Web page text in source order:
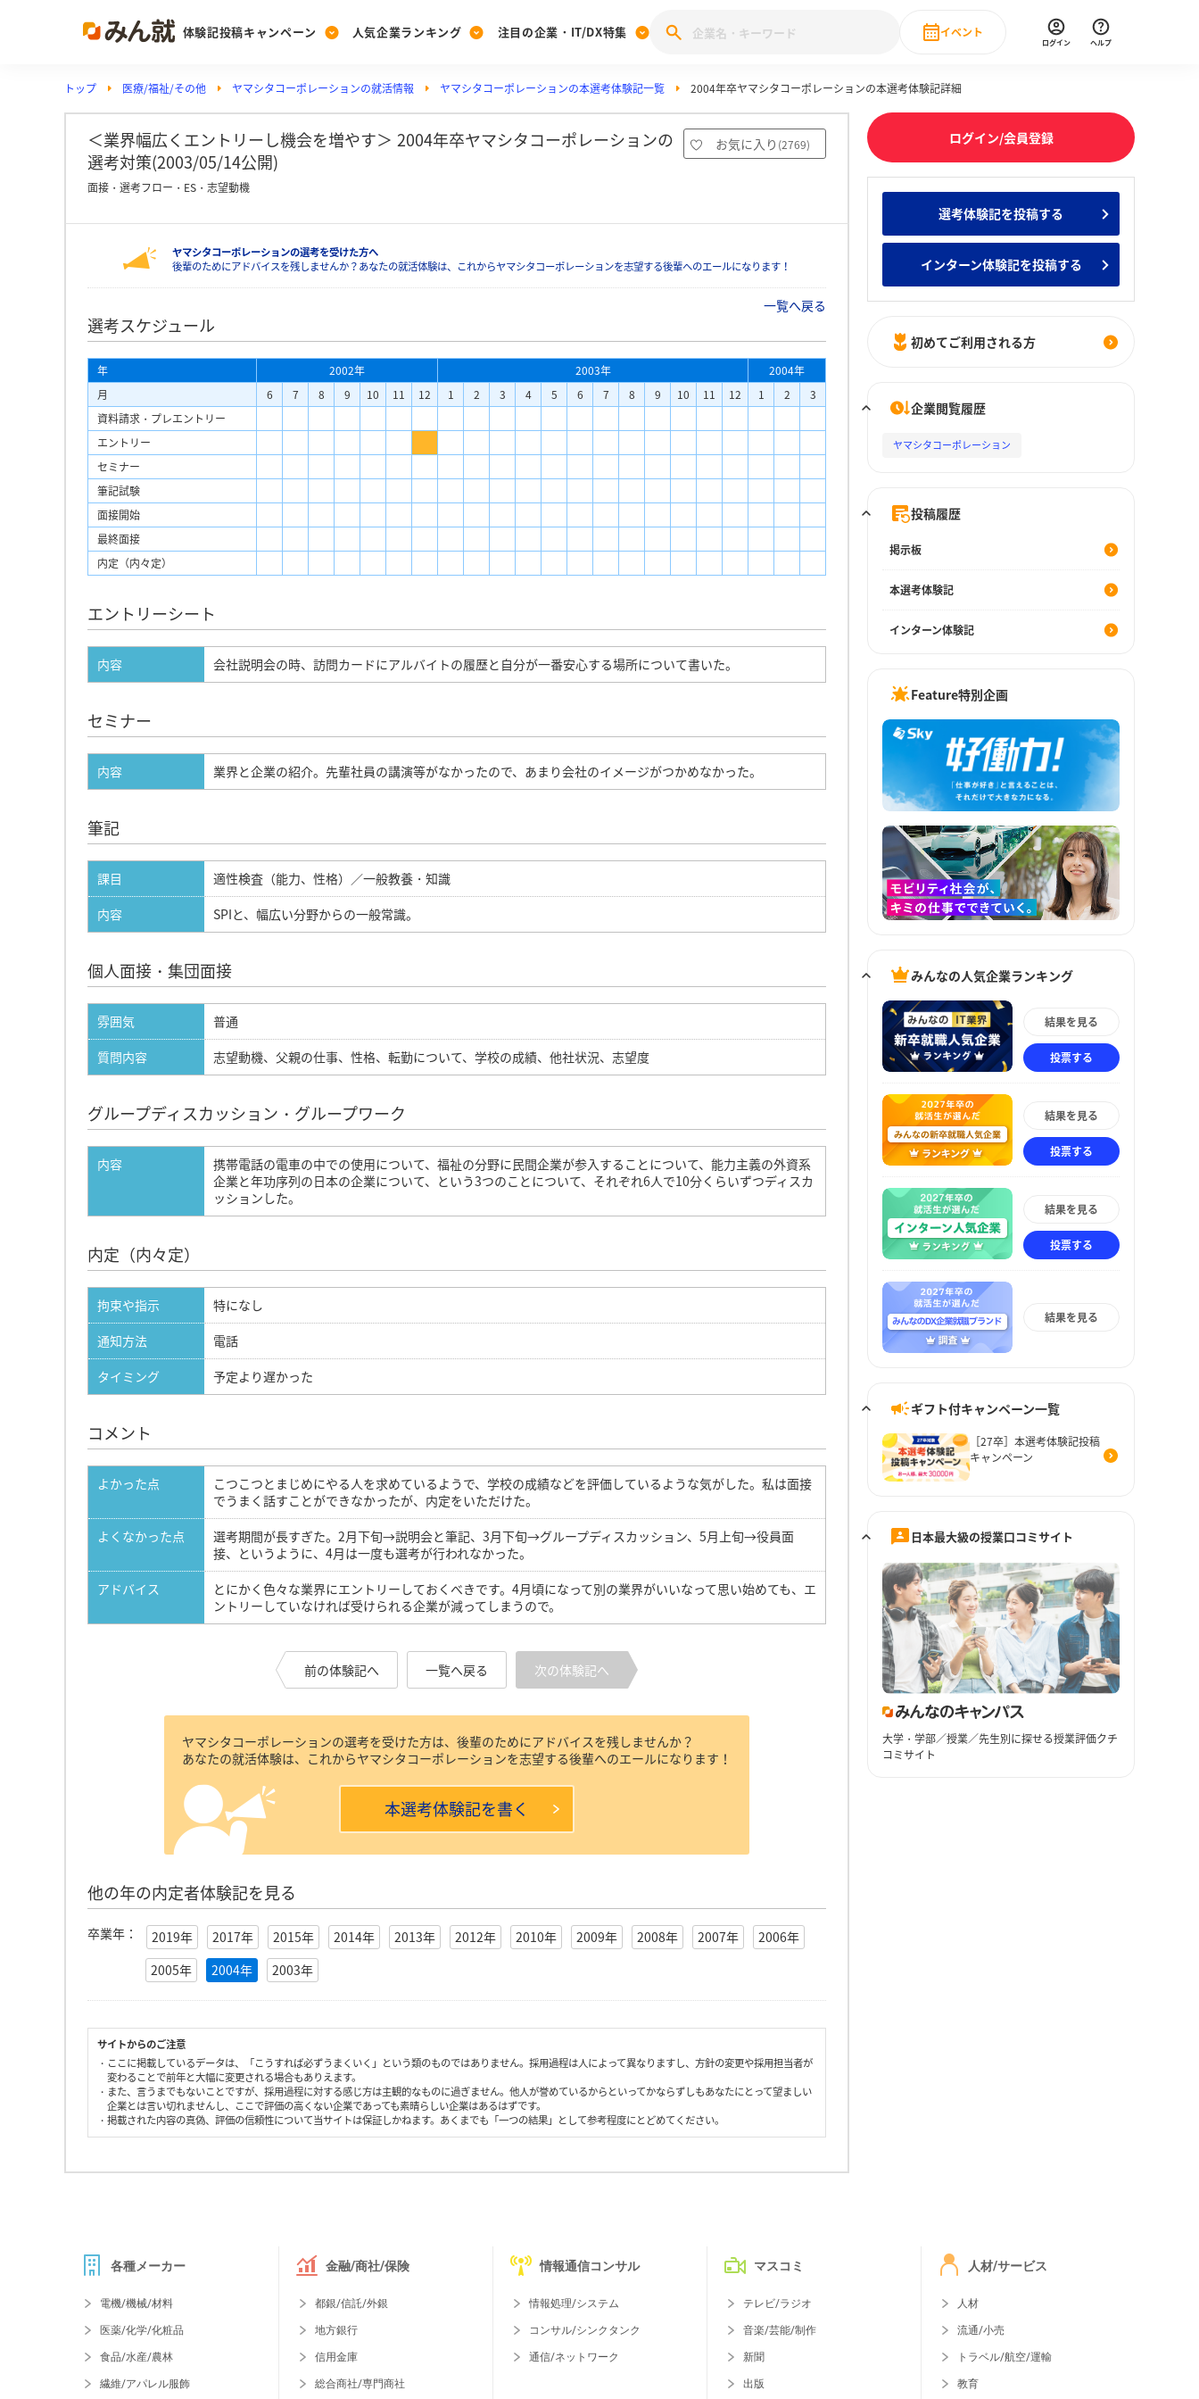
体験記投稿キャンペーン
Post
投稿する
[27卒] 本選考体験記投稿キャンペーン
人気企業ランキング
Ranking
ランキングを見る
みんなのDX企業就職ブランド調査
みんなの新卒就職人気企業ランキング みんなのインターン人気企業ランキ
注目の企業・IT/DX特集
PickUp
注目の企業特集
28卒 IT・DX現場社員インタビュー
動画で知ろう！業界・企業研究
イベント
直近のイベント一覧
ログイン ヘルプ
トップ 医療/福祉/その他 ヤマシタコーポレーションの就活情報 ヤマシタコーポレーションの本選考体験記一覧 2004年卒ヤマシタコーポレーションの本選考体験記詳細
＜業界幅広くエントリーし機会を増やす＞ 2004年卒ヤマシタコーポレーションの
選考対策(2003/05/14公開)
お気に入り (2769)
面接・選考フロー・ES・志望動機
ヤマシタコーポレーションの選考を受けた方へ
後輩のためにアドバイスを残しませんか？あなたの就活体験は、これからヤマシタコーポレーションを志望する後輩へのエールになります！
一覧へ戻る
選考スケジュール
年 2002年 2003年
2004年
月
6 7 8 9 10 11 12 1 2 3 4 5 6 7 8 9 10 11 12 1 2
3
資料請求・プレエントリー
エントリー
セミナー
筆記試験
面接開始
最終面接
内定（内々定）
エントリーシート
内容 会社説明会の時、訪問カードにアルバイトの履歴と自分が一番安心する場所について書いた。
セミナー
内容 業界と企業の紹介。先輩社員の講演等がなかったので、あまり会社のイメージがつかめなかった。
筆記
課目
適性検査（能力、性格）／一般教養・知識
内容
SPIと、幅広い分野からの一般常識。
個人面接・集団面接
雰囲気
普通
質問内容
志望動機、父親の仕事、性格、転勤について、学校の成績、他社状況、志望度
グループディスカッション・グループワーク
内容
携帯電話の電車の中での使用について、福祉の分野に民間企業が参入することについて、能力主義の外資系
企業と年功序列の日本の企業について、という3つのことについて、それぞれ6人で10分くらいずつディスカ
ッションした。
内定（内々定）
拘束や指示
特になし
通知方法
電話
タイミング
予定より遅かった
コメント
よかった点
こつこつとまじめにやる人を求めているようで、学校の成績などを評価しているような気がした。私は面接
でうまく話すことができなかったが、内定をいただけた。
よくなかった点
選考期間が長すぎた。2月下旬→説明会と筆記、3月下旬→グループディスカッション、5月上旬→役員面
接、というように、4月は一度も選考が行われなかった。
アドバイス
とにかく色々な業界にエントリーしておくべきです。4月頃になって別の業界がいいなって思い始めても、エ
ントリーしていなければ受けられる企業が減ってしまうので。
前の体験記へ 一覧へ戻る 次の体験記へ
ヤマシタコーポレーションの選考を受けた方は、後輩のためにアドバイスを残しませんか？
あなたの就活体験は、これからヤマシタコーポレーションを志望する後輩へのエールになります！
本選考体験記を書く
他の年の内定者体験記を見る
卒業年： 2019年 2017年 2015年 2014年 2013年 2012年 2010年 2009年 2008年 2007年
2006年
2005年
2004年 2003年
サイトからのご注意
・ここに掲載しているデータは、「こうすれば必ずうまくいく」という類のものではありません。採用過程は人によって異なりますし、方針の変更や採用担当者が
変わることで前年と大幅に変更される場合もありえます。
・また、言うまでもないことですが、採用過程に対する感じ方は主観的なものに過ぎません。他人が誉めているからといってかならずしもあなたにとって望ましい
企業とは言い切れませんし、ここで評価の高くない企業であっても素晴らしい企業はあるはずです。
・掲載された内容の真偽、評価の信頼性について当サイトは保証しかねます。あくまでも「一つの結果」として参考程度にとどめてください。
ログイン/会員登録
選考体験記を投稿する
インターン体験記を投稿する
初めてご利用される方
企業閲覧履歴
ヤマシタコーポレーション
投稿履歴
掲示板
本選考体験記
インターン体験記
Feature特別企画
みんなの人気企業ランキング
結果を見る
投票する
結果を見る
投票する
結果を見る
投票する
結果を見る
ギフト付キャンペーン一覧
［27卒］本選考体験記投稿
キャンペーン
日本最大級の授業口コミサイト
大学・学部／授業／先生別に探せる授業評価クチ
コミサイト
各種メーカー
電機/機械/材料
医薬/化学/化粧品
食品/水産/農林
繊維/アパレル服飾
金融/商社/保険
都銀/信託/外銀
地方銀行
信用金庫
総合商社/専門商社
情報通信コンサル
情報処理/システム
コンサル/シンクタンク
通信/ネットワーク
マスコミ
テレビ/ラジオ
音楽/芸能/制作
新聞
出版
人材/サービス
人材
流通/小売
トラベル/航空/運輸
教育